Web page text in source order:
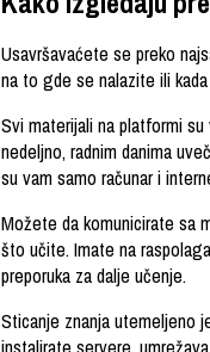
Usavršavaćete se preko
na to gde se nalazite ili
Svi materijali na platformi
nedeljno, radnim danima
su vam samo računar i
Možete da komunicirate sa
što učite. Imate na
preporuka za dalje učenje.
Sticanje znanja utemeljeno